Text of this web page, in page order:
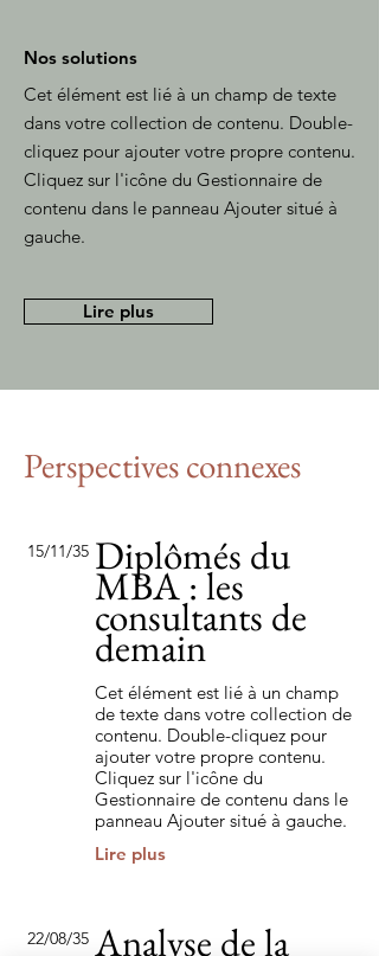
Nos solutions
Cet élément est lié à un champ de texte
dans votre collection de contenu. Double-
cliquez pour ajouter votre propre contenu.
Cliquez sur l'icône du Gestionnaire de
contenu dans le panneau Ajouter situé à
gauche.
Lire plus
Perspectives connexes
15/11/35 Diplômés du
MBA : les
consultants de
demain
Cet élément est lié à un champ
de texte dans votre collection de
contenu. Double-cliquez pour
ajouter votre propre contenu.
Cliquez sur l'icône du
Gestionnaire de contenu dans le
panneau Ajouter situé à gauche.
Lire plus
22/08/35 Analyse de la